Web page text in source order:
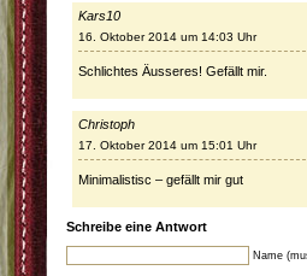
Kars10
16. Oktober 2014 um 14:03 Uhr
Schlichtes Äusseres! Gefällt mir.
Christoph
17. Oktober 2014 um 15:01 Uhr
Minimalistisc – gefällt mir gut
Schreibe eine Antwort
Name